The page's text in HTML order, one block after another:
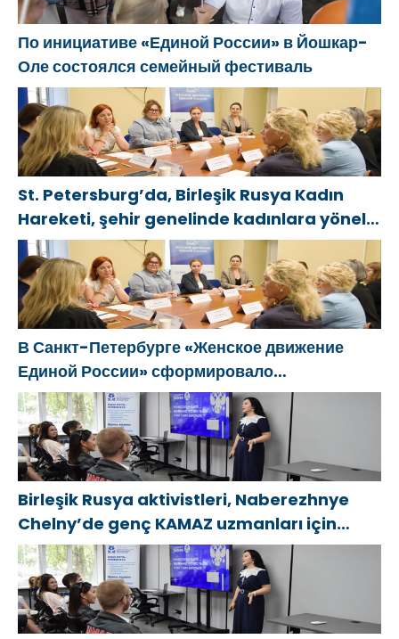
По инициативе «Единой России» в Йошкар-
Оле состоялся семейный фестиваль
St. Petersburg’da, Birleşik Rusya Kadın
Hareketi, şehir genelinde kadınlara yönelik
destek programlarının geliştirilmesi için
öneriler hazırladı
В Санкт-Петербурге «Женское движение
Единой России» сформировало
предложения по развитию городских
программ поддержки женщин
Birleşik Rusya aktivistleri, Naberezhnye
Chelny’de genç KAMAZ uzmanları için
eğitim etkinlikleri düzenledi